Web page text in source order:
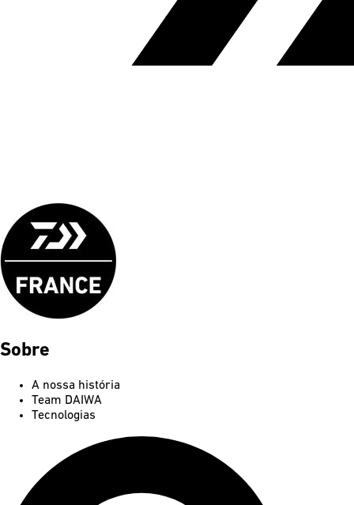
Sobre
A nossa história
Team DAIWA
Tecnologias